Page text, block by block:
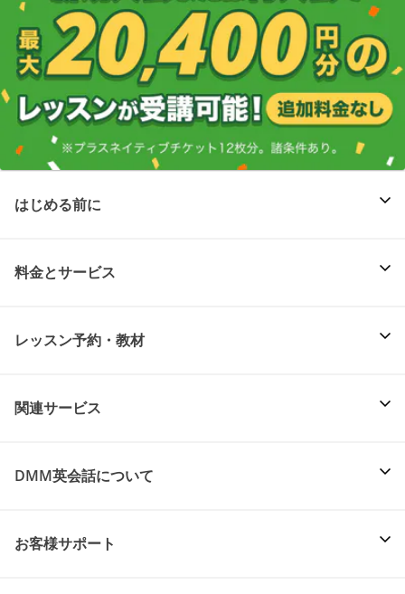
はじめる前に
料金とサービス
レッスン予約・教材
関連サービス
DMM英会話について
お客様サポート